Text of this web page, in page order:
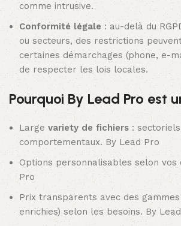
comme intrusive.
Conformité légale : au-delà du
ou secteurs, des restrictions
certaines démarchages (phone, e-
de respecter les lois locales.
Pourquoi By Lead Pro est
Large variety de fichiers:
comportementaux. By Lead Pro
Options personnalisables selon vos
Pro
Prix transparents avec des
enrichies) selon les besoins.By